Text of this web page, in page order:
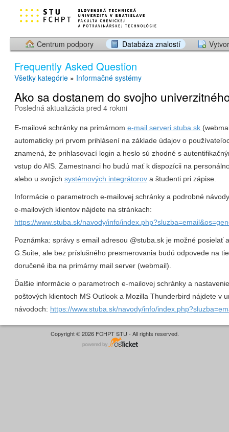
Centrum podpory Databáza znalostí
Frequently Asked Question
Všetky kategórie » Informačné systémy
Ako sa dostanem do svojho
Posledná aktualizácia pred 4 rokmi
E-mailové schránky na primárnom e-mail serveri stuba.sk
automaticky pri prvom prihlásení na základe údajov o
znamená, že prihlasovací login a heslo sú zhodné s
vstup do AIS. Zamestnanci ho budú mať k dispozícii na
alebo u svojich systémových integrátorov a študenti pri zápise.
Informácie o parametroch e-mailovej schránky a podrobné
e-mailových klientov nájdete na stránkach:
https://www.stuba.sk/navody/info/
Poznámka: správy s email adresou @stuba.sk je možné posielať
G.Suite, ale bez príslušného presmerovania budú odpovede na
doručené iba na primárny mail server (webmail).
Ďalšie informácie o parametroch e-mailovej schránky a
poštových klientoch MS Outlook a Mozilla Thunderbird nájdete v
návodoch: https://www.stuba.sk/navody/info/
Copyright © 2026 FCHPT STU - All rights reserved.